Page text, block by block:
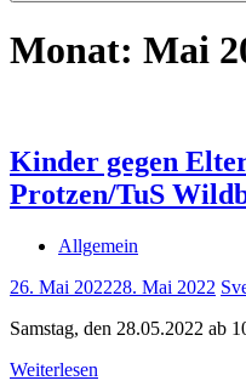
Monat: Mai
Kinder gegen
Protzen/TuS
Allgemein
26. Mai 202228. Mai 2022
Samstag, den 28.05.2022 ab
Weiterlesen